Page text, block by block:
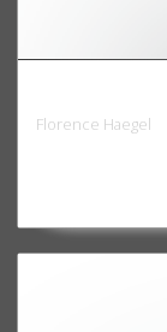
Florence Haegel